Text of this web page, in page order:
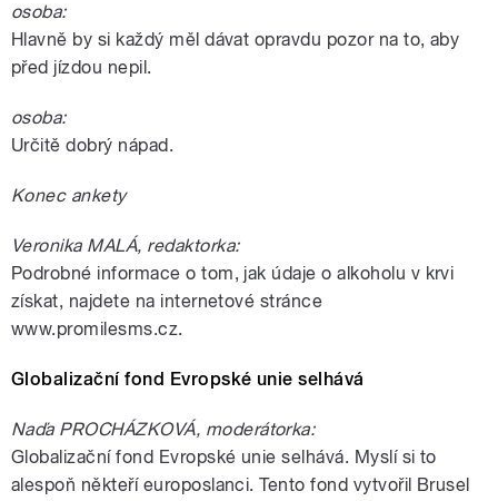
osoba:
Hlavně by si každý měl dávat opravdu pozor na to, aby
před jízdou nepil.
osoba:
Určitě dobrý nápad.
Konec ankety
Veronika MALÁ, redaktorka:
Podrobné informace o tom, jak údaje o alkoholu v krvi
získat, najdete na internetové stránce
www.promilesms.cz.
Globalizační fond Evropské unie selhává
Naďa PROCHÁZKOVÁ, moderátorka:
Globalizační fond Evropské unie selhává. Myslí si to
alespoň někteří europoslanci. Tento fond vytvořil Brusel